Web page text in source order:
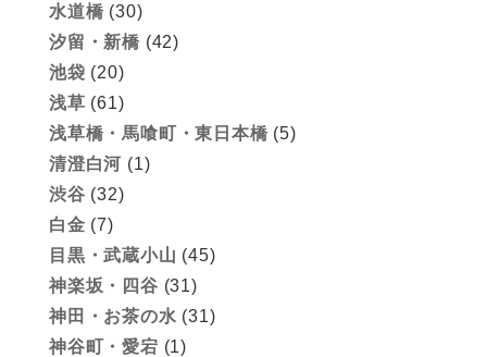
水道橋 (30)
汐留・新橋 (42)
池袋 (20)
浅草 (61)
浅草橋・馬喰町・東日本橋 (5)
清澄白河 (1)
渋谷 (32)
白金 (7)
目黒・武蔵小山 (45)
神楽坂・四谷 (31)
神田・お茶の水 (31)
神谷町・愛宕 (1)